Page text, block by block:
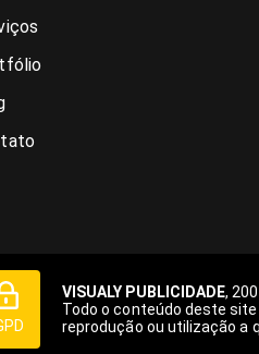
VISUALY PUBLICIDADE,
Todo o conteúdo deste
reprodução ou utilização a